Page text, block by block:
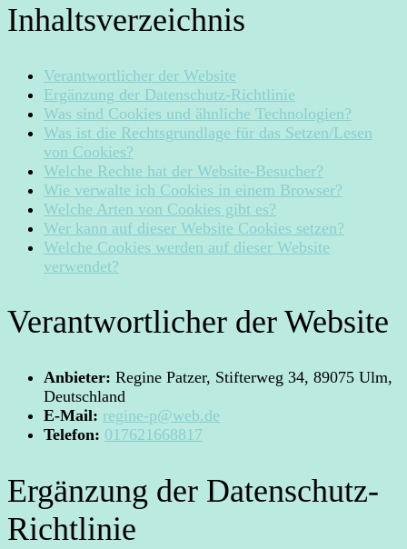
Inhaltsverzeichnis
Verantwortlicher der Website
Ergänzung der Datenschutz-Richtlinie
Was sind Cookies und ähnliche Technologien?
Was ist die Rechtsgrundlage für das Setzen/Lesen
von Cookies?
Welche Rechte hat der Website-Besucher?
Wie verwalte ich Cookies in einem Browser?
Welche Arten von Cookies gibt es?
Wer kann auf dieser Website Cookies setzen?
Welche Cookies werden auf dieser Website
verwendet?
Verantwortlicher der Website
Anbieter: Regine Patzer, Stifterweg 34, 89075 Ulm,
Deutschland
E-Mail: regine-p@web.de
Telefon: 017621668817
Ergänzung der Datenschutz-
Richtlinie